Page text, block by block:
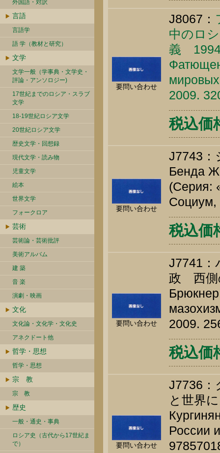
外国語・対訳
言語
言語学
語 学（教材と研究）
文学
文学一般（学事典・文学史・
評論・アンソロジー)
17世紀までのロシア・スラブ
文学
18-19世紀ロシア文学
20世紀ロシア文学
歴史文学・回想録
現代文学・読み物
児童文学
絵本
世界文学
フォークロア
芸術
芸術論・芸術批評
美術アルバム
建 築
音 楽
演劇・映画
文化
文化論・文化学・文化史
アネクドート他
哲学・思想
哲学・思想
宗 教
宗 教
歴史
一般・通史・事典
ロシア史（古代から17世紀ま
で）
要問い合わせ
J8067：
中のロ
義 1994
2009.
税込価
要問い合わせ
J7743
Бенда
(Серия:
Социум,
税込価
要問い合わせ
J7741
政 西側
2009.
税込価
要問い合わせ
J7736
と世界
России